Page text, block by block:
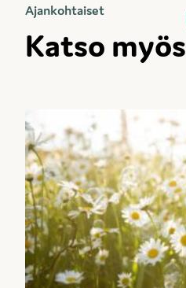
Ajankohtaiset
Katso myös